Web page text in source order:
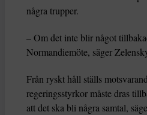
några trupper.
– Om det inte blir något
Normandiemöte, säger
Från ryskt håll ställs
regeringsstyrkor måste dras
att det ska bli några samtal,